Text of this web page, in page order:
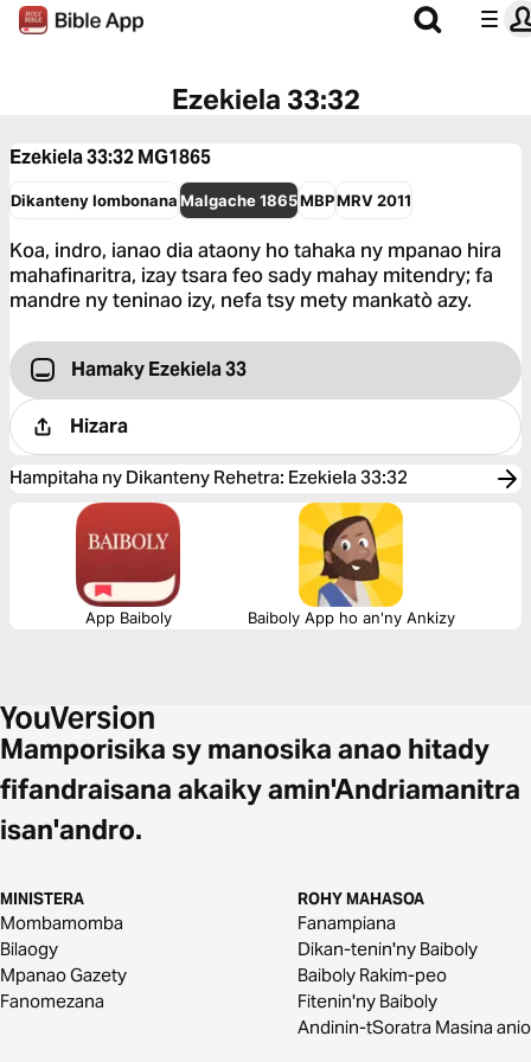
Ezekiela 33:32
Ezekiela 33:32MG1865
Dikanteny IombonanaMalgache 1865MBPMRV 2011
Koa, indro, ianao dia ataony ho tahaka ny mpanao hira
mahafinaritra, izay tsara feo sady mahay mitendry; fa
mandre ny teninao izy, nefa tsy mety mankatò azy.
Hamaky Ezekiela 33
Hizara
Hampitaha ny Dikanteny Rehetra: Ezekiela 33:32
App Baiboly Baiboly App ho an'ny Ankizy
Mamporisika sy manosika anao hitady
fifandraisana akaiky amin'Andriamanitra
isan'andro.
MINISTERA
Mombamomba
Bilaogy
Mpanao Gazety
Fanomezana
ROHY MAHASOA
Fanampiana
Dikan-tenin'ny Baiboly
Baiboly Rakim-peo
Fitenin'ny Baiboly
Andinin-tSoratra Masina anio